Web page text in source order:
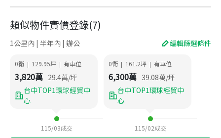
類似物件實價登錄(7)
1公里內 | 半年內 | 辦公 編輯篩選條件
0衛 | 129.95坪 | 有車位
3,820萬 29.4萬/坪
台中TOP1環球經貿中
心
115/03成交
0衛 | 161.2坪 | 有車位
6,300萬 39.08萬/坪
台中TOP1環球經貿中
心
115/02成交